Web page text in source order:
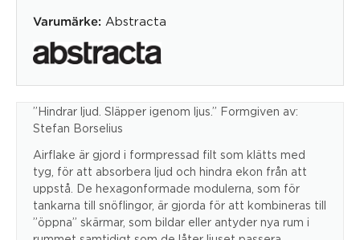
Varumärke: Abstracta
”Hindrar ljud. Släpper igenom ljus.” Formgiven av:
Stefan Borselius
Airflake är gjord i formpressad filt som klätts med
tyg, för att absorbera ljud och hindra ekon från att
uppstå. De hexagonformade modulerna, som för
tankarna till snöflingor, är gjorda för att kombineras till
”öppna” skärmar, som bildar eller antyder nya rum i